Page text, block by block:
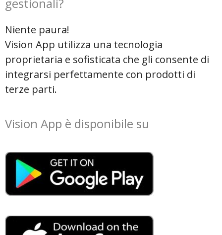
gestionali?
Niente paura!
Vision App utilizza una tecnologia
proprietaria e sofisticata che gli consente di
integrarsi perfettamente con prodotti di
terze parti.
Vision App è disponibile su